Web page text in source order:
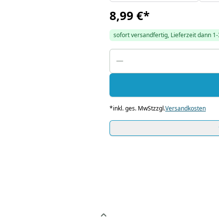
8,99 €*
sofort versandfertig, Lieferzeit dann 1-
*inkl. ges. MwStzzgl.Versandkosten